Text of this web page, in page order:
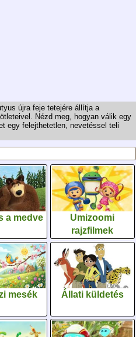
újra feje tetejére állítja a
Nézd meg, hogyan válik egy
egy felejthetetlen, nevetéssel teli
a medve
Umizoomi
rajzfilmek
mesék Állati küldetés